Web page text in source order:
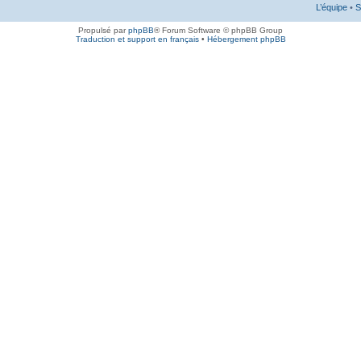
L’équipe •
Propulsé parphpBB® Forum Software © phpBB Group
Traduction et support en français• Hébergement phpBB